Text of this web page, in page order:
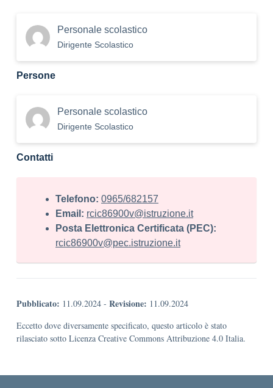
Personale scolastico
Dirigente Scolastico
Persone
Personale scolastico
Dirigente Scolastico
Contatti
Telefono: 0965/682157
Email: rcic86900v@istruzione.it
Posta Elettronica Certificata (PEC):
rcic86900v@pec.istruzione.it
Pubblicato: 11.09.2024 - Revisione: 11.09.2024
Eccetto dove diversamente specificato, questo articolo è stato
rilasciato sotto Licenza Creative Commons Attribuzione 4.0 Italia.